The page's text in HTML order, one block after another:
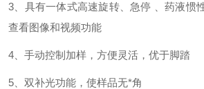
3、具有一体式高速旋转、急停 、药液惯
查看图像和视频功能
4、手动控制加样，方便灵活，优于脚踏
5、双补光功能，使样品无*角